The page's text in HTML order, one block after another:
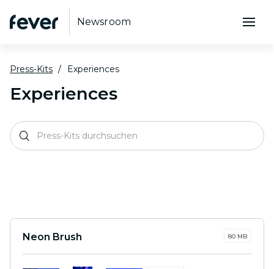
Newsroom
Press-Kits Experiences
Experiences
Neon Brush 80 MB